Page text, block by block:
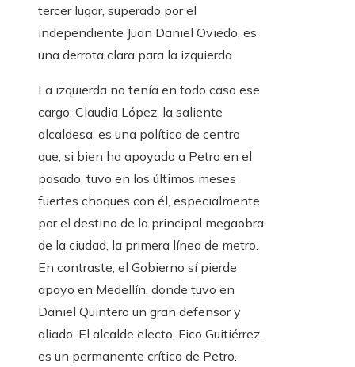
tercer lugar, superado por el
independiente Juan Daniel Oviedo, es
una derrota clara para la izquierda.
La izquierda no tenía en todo caso ese
cargo: Claudia López, la saliente
alcaldesa, es una política de centro
que, si bien ha apoyado a Petro en el
pasado, tuvo en los últimos meses
fuertes choques con él, especialmente
por el destino de la principal megaobra
de la ciudad, la primera línea de metro.
En contraste, el Gobierno sí pierde
apoyo en Medellín, donde tuvo en
Daniel Quintero un gran defensor y
aliado. El alcalde electo, Fico Guitiérrez,
es un permanente crítico de Petro.